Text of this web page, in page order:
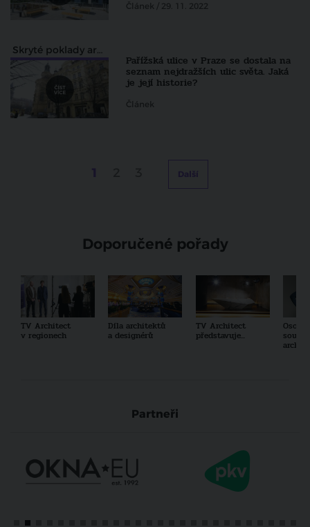
Článek / 29. 11. 2022
Skryté poklady architektury pohledem Zdeňka Lukeše
Pařížská ulice v Praze se dostala na
seznam nejdražších ulic světa. Jaká
je její historie?
Článek
1 Další
Doporučené pořady
TV Architect
v regionech
Díla architektů
a designérů
TV Architect
představuje...
Partneři